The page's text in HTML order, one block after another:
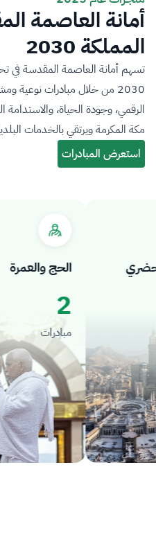
أمانة العاصمة
المملكة 2030
تسهم أمانة العاصمة المقدسة في
2030 من خلال مبادرات نوعية
الرقمي، وجودة الحياة، والاستدامة
مكة المكرمة ويرتقي بالخدمات
الحج والعمرة
2
مبادرات